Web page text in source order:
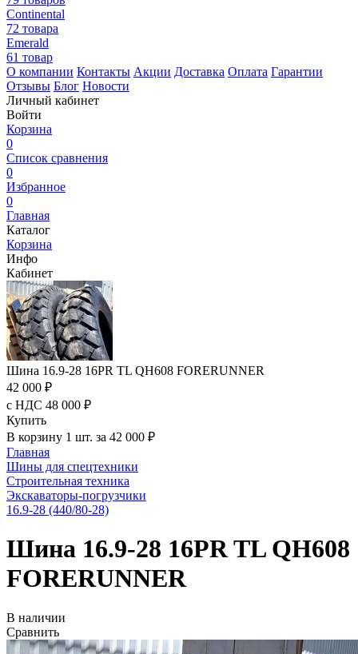
Continental
72 товара
Emerald
61 товар
О компании Контакты Акции Доставка Оплата Гарантии
Отзывы Блог Новости
Личный кабинет
Войти
Корзина
0
Список сравнения
0
Избранное
0
Главная
Каталог
Корзина
Инфо
Кабинет
Шина 16.9-28 16PR TL QH608 FORERUNNER
42 000 ₽
с НДС 48 000 ₽
Купить
В корзину 1 шт. за 42 000 ₽
Главная
Шины для спецтехники
Строительная техника
Экскаваторы-погрузчики
16.9-28 (440/80-28)
Шина 16.9-28 16PR TL QH608
FORERUNNER
В наличии
Сравнить